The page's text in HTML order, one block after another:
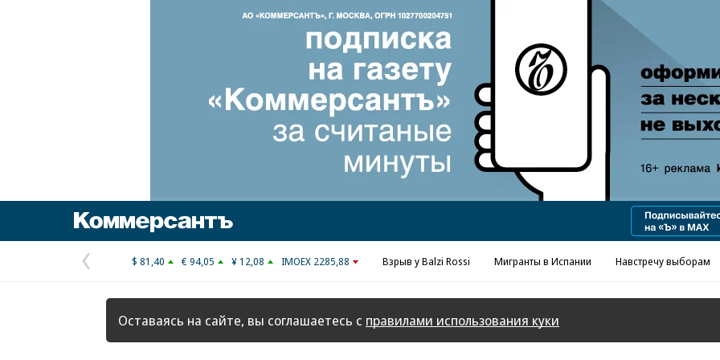
Реклама в «Ъ» www.kommersant.ru/ad
Предыдущая
страница
$ 81,40 € 94,05 ¥ 12,08 IMOEX 2285,88 Взрыв у Balzi Rossi Мигранты в Испании Навстречу выборам
Оставаясь на сайте, вы соглашаетесь с правилами использования куки